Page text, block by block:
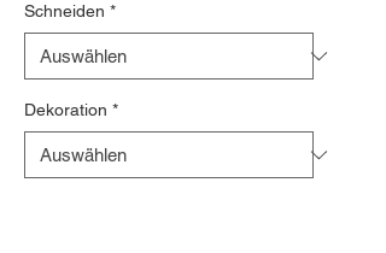
Schneiden *
Dekoration *